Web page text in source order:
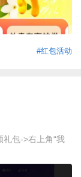
#红包活动
包->右上角“我